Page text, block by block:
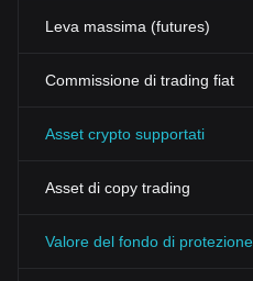
Leva massima (futures)
Commissione di trading fiat
Asset crypto supportati
Asset di copy trading
Valore del fondo di protezione